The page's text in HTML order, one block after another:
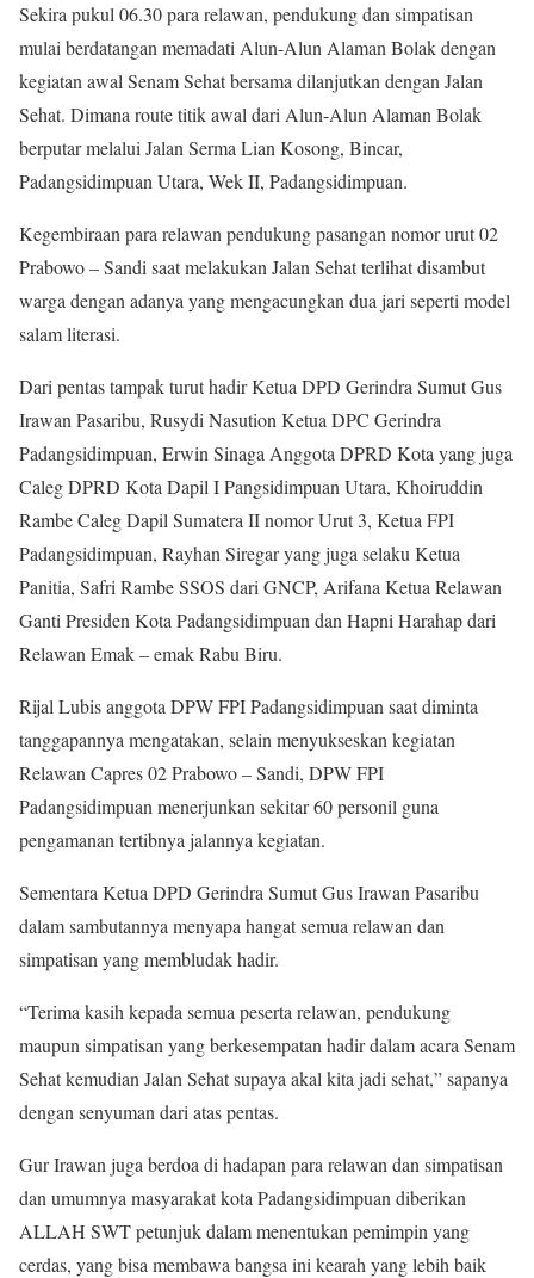
Sekira pukul 06.30 para relawan, pendukung dan simpatisan
mulai berdatangan memadati Alun-Alun Alaman Bolak dengan
kegiatan awal Senam Sehat bersama dilanjutkan dengan Jalan
Sehat. Dimana route titik awal dari Alun-Alun Alaman Bolak
berputar melalui Jalan Serma Lian Kosong, Bincar,
Padangsidimpuan Utara, Wek II, Padangsidimpuan.
Kegembiraan para relawan pendukung pasangan nomor urut 02
Prabowo – Sandi saat melakukan Jalan Sehat terlihat disambut
warga dengan adanya yang mengacungkan dua jari seperti model
salam literasi.
Dari pentas tampak turut hadir Ketua DPD Gerindra Sumut Gus
Irawan Pasaribu, Rusydi Nasution Ketua DPC Gerindra
Padangsidimpuan, Erwin Sinaga Anggota DPRD Kota yang juga
Caleg DPRD Kota Dapil I Pangsidimpuan Utara, Khoiruddin
Rambe Caleg Dapil Sumatera II nomor Urut 3, Ketua FPI
Padangsidimpuan, Rayhan Siregar yang juga selaku Ketua
Panitia, Safri Rambe SSOS dari GNCP, Arifana Ketua Relawan
Ganti Presiden Kota Padangsidimpuan dan Hapni Harahap dari
Relawan Emak – emak Rabu Biru.
Rijal Lubis anggota DPW FPI Padangsidimpuan saat diminta
tanggapannya mengatakan, selain menyukseskan kegiatan
Relawan Capres 02 Prabowo – Sandi, DPW FPI
Padangsidimpuan menerjunkan sekitar 60 personil guna
pengamanan tertibnya jalannya kegiatan.
Sementara Ketua DPD Gerindra Sumut Gus Irawan Pasaribu
dalam sambutannya menyapa hangat semua relawan dan
simpatisan yang membludak hadir.
“Terima kasih kepada semua peserta relawan, pendukung
maupun simpatisan yang berkesempatan hadir dalam acara Senam
Sehat kemudian Jalan Sehat supaya akal kita jadi sehat,” sapanya
dengan senyuman dari atas pentas.
Gur Irawan juga berdoa di hadapan para relawan dan simpatisan
dan umumnya masyarakat kota Padangsidimpuan diberikan
ALLAH SWT petunjuk dalam menentukan pemimpin yang
cerdas, yang bisa membawa bangsa ini kearah yang lebih baik